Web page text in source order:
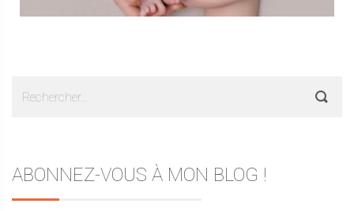
ABONNEZ-VOUS À MON BLOG !